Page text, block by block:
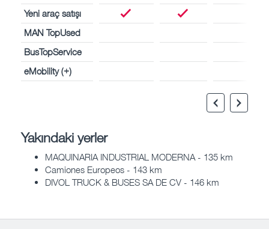
Yeni araç satışı
MAN TopUsed
BusTopService
eMobility (+)
Yakındaki yerler
MAQUINARIA INDUSTRIAL MODERNA - 135 km
Camiones Europeos - 143 km
DIVOL TRUCK & BUSES SA DE CV - 146 km